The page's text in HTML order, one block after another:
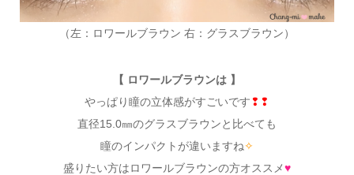
（左：ロワールブラウン 右：グラスブラウン）
【 ロワールブラウンは 】
やっぱり瞳の立体感がすごいです❢❢
直径15.0㎜のグラスブラウンと比べても
瞳のインパクトが違いますね✧
盛りたい方はロワールブラウンの方オススメ♥